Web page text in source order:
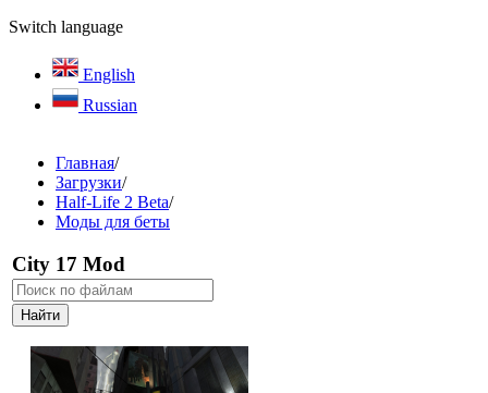
Switch language
English
Russian
Главная/
Загрузки/
Half-Life 2 Beta/
Моды для беты
City 17 Mod